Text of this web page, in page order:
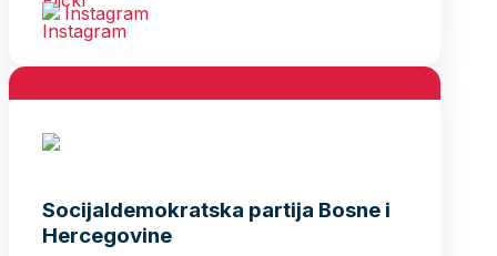
Instagram
Socijaldemokratska partija Bosne i
Hercegovine